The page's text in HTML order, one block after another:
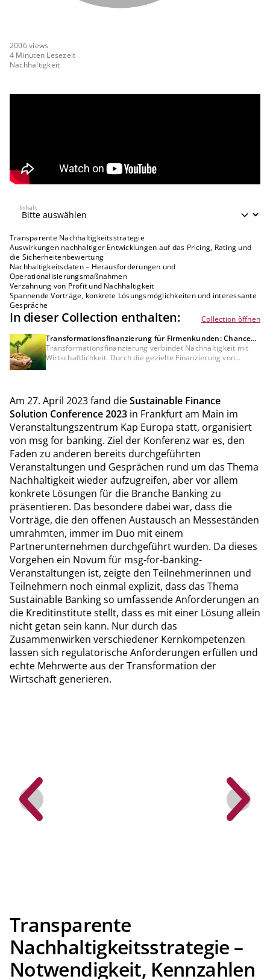
2006views
4 Minuten Lesezeit
Nachhaltigkeit
Inhalt
Inhalt
Transparente Nachhaltigkeitsstrategie
Auswirkungen nachhaltiger Entwicklungen auf das Pricing, Rating und
die Sicherheitenbewertung
Nachhaltigkeitsdaten – Herausforderungen und
Operationalisierungsmaßnahmen
Verzahnung von Profit und Nachhaltigkeit
Spannende Vorträge, konkrete Lösungsmöglichkeiten und interessante
Gespräche
In dieser Collection enthalten:
Collection öffnen
Transformationsfinanzierung für Firmenkunden: Chancen
für Kreditinstitute und Unternehmen
Transformationsfinanzierung verbindet Nachhaltigkeit mit
Wirtschaftlichkeit. Durch die gezielte Finanzierung von
finanzierte Emissionen in ihrem Kreditportfolio.
Am 27. April 2023 fand dieSustainable Finance
Solution Conference 2023 in Frankfurt am Main im
Veranstaltungszentrum Kap Europa statt, organisiert
von msg for banking. Ziel der Konferenz war es, den
Faden zu anderen bereits durchgeführten
Veranstaltungen und Gesprächen rund um das Thema
Nachhaltigkeit wieder aufzugreifen, aber vor allem
konkrete Lösungen für die Branche Banking zu
präsentieren. Das besondere dabei war, dass die
Vorträge, die den offenen Austausch an Messeständen
umrahmten, immer im Duo mit einem
Partnerunternehmen durchgeführt wurden. Da dieses
Vorgehen ein Novum für msg-for-banking-
Veranstaltungen ist, zeigte den Teilnehmerinnen und
Teilnehmern noch einmal explizit, dass das Thema
Sustainable Banking so umfassende Anforderungen an
die Kreditinstitute stellt, dass es mit einer Lösung allein
nicht getan sein kann. Nur durch das
Zusammenwirken verschiedener Kernkompetenzen
lassen sich regulatorische Anforderungen erfüllen und
echte Mehrwerte aus der Transformation der
Wirtschaft generieren.
Transparente
Nachhaltigkeitsstrategie –
Notwendigkeit, Kennzahlen